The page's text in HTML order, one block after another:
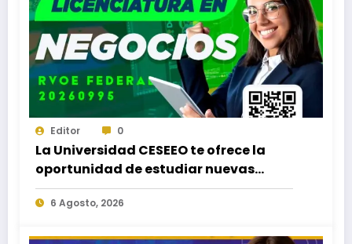
Editor 0
La Universidad CESEEO te ofrece la
oportunidad de estudiar nuevas
Licenciaturas en los Campus Oaxaca,
Puerto Escondido, Ixtepec y en la
6 Agosto, 2026